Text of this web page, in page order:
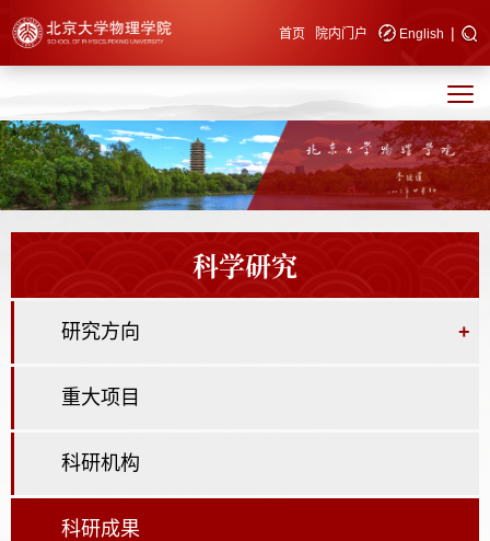
快速导航 首页 院内门户 English |
科学研究
研究方向 +
重大项目
科研机构
科研成果